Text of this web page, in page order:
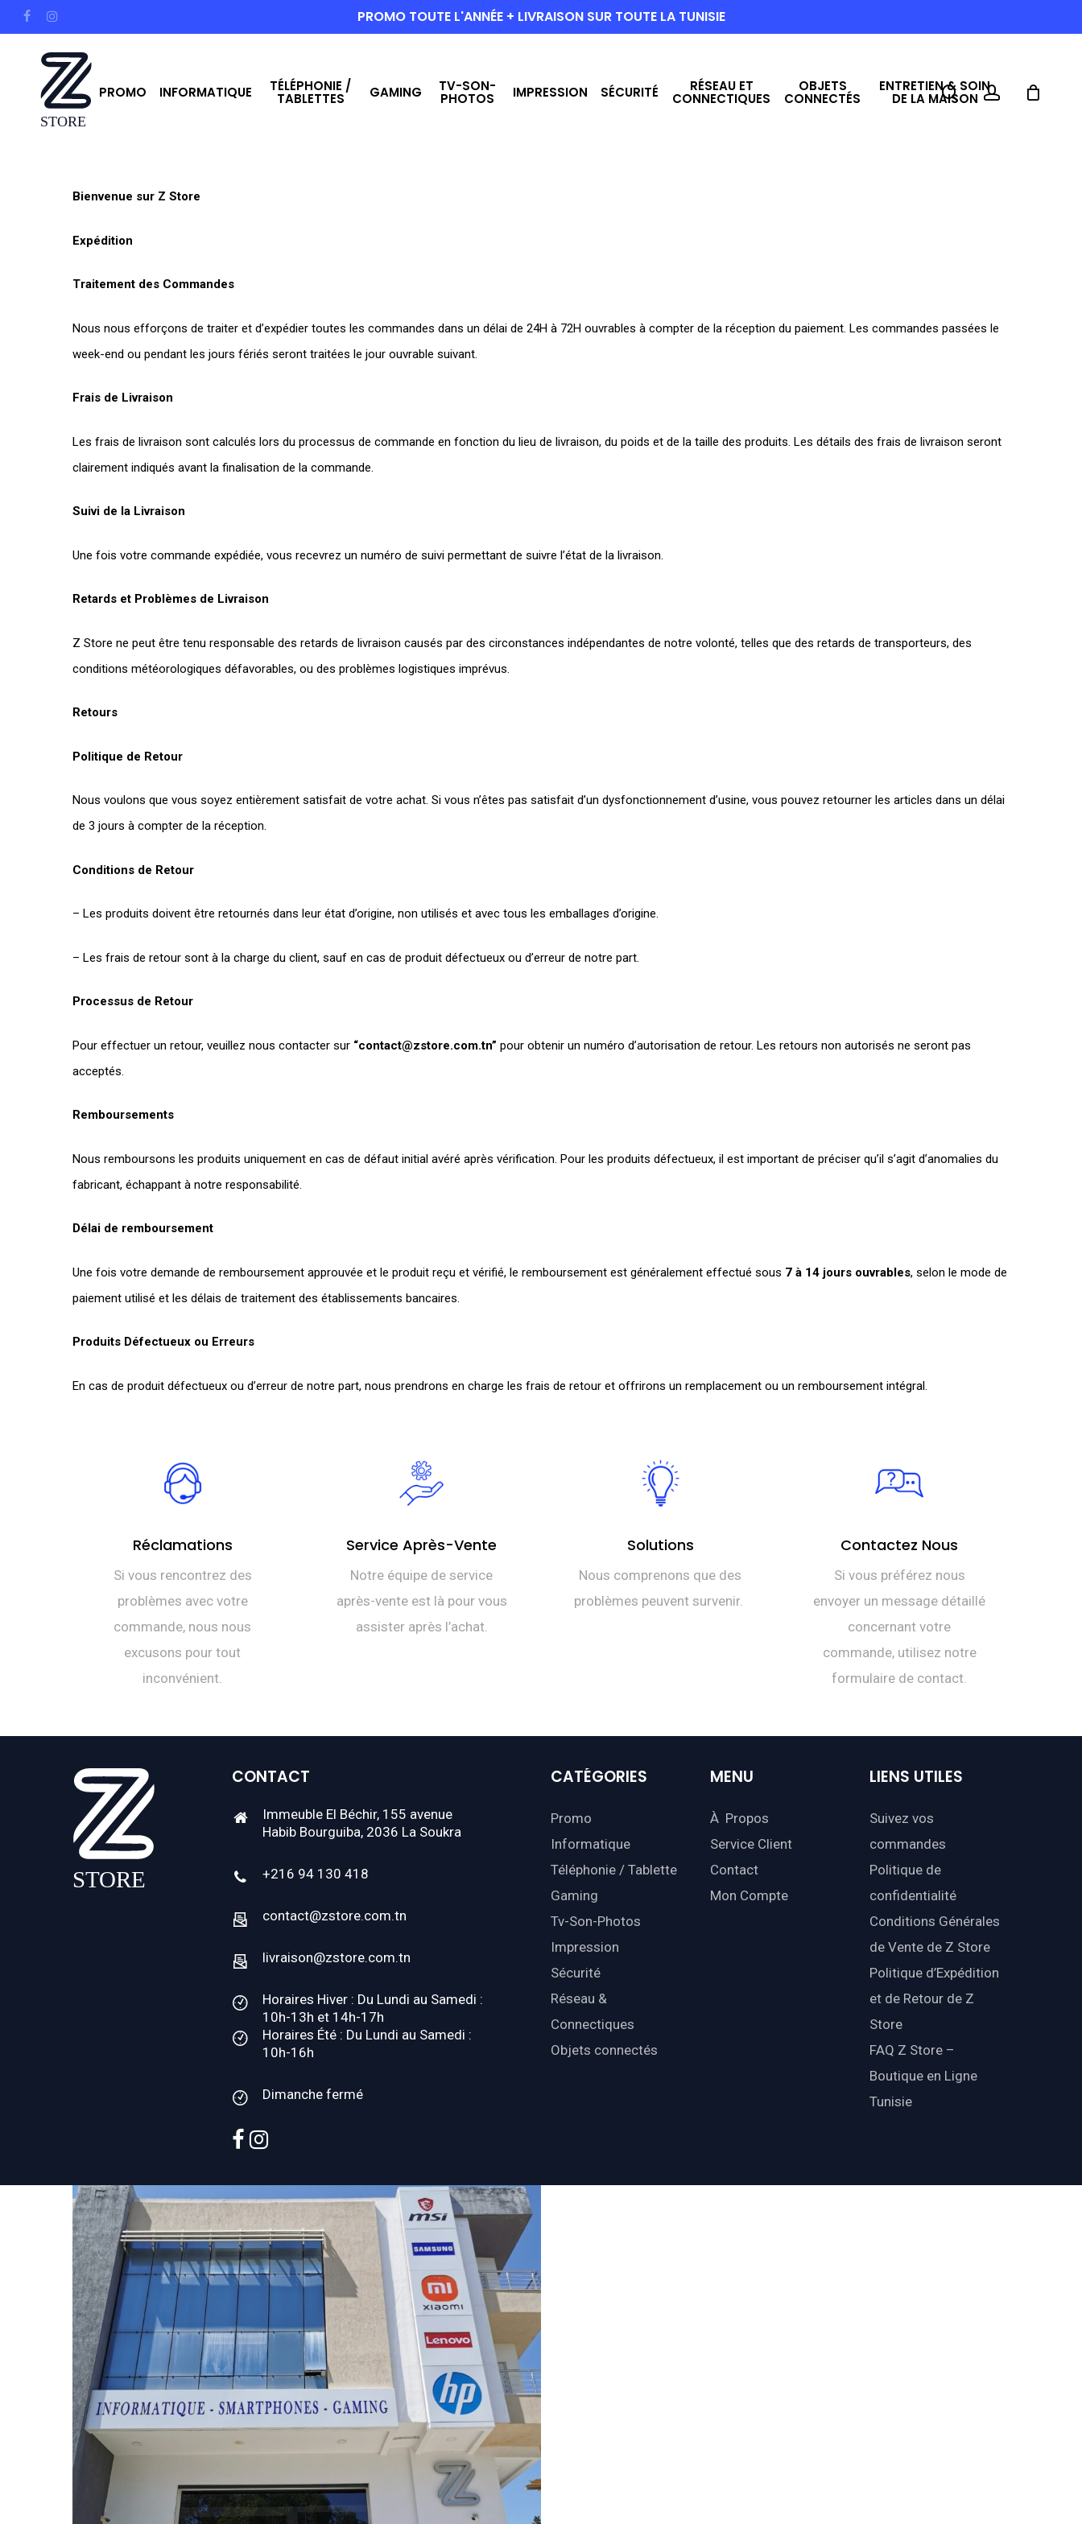
to
facebookinstagram PROMO TOUTE L'ANNÉE + LIVRAISON SUR TOUTE LA TUNISIE
PROMO INFORMATIQUE TÉLÉPHONIE /
TABLETTES GAMING TV-SON-
PHOTOS IMPRESSION SÉCURITÉ RÉSEAU ET
CONNECTIQUES
OBJETS
CONNECTÉS
ENTRETIEN & SOIN
DE LA MAISONsearchaccount
Bienvenue sur Z Store
Expédition
Traitement des Commandes
Nous nous efforçons de traiter et d’expédier toutes les commandes dans un délai de 24H à 72H ouvrables à compter de la réception du paiement. Les commandes passées le
week-end ou pendant les jours fériés seront traitées le jour ouvrable suivant.
Frais de Livraison
Les frais de livraison sont calculés lors du processus de commande en fonction du lieu de livraison, du poids et de la taille des produits. Les détails des frais de livraison seront
clairement indiqués avant la finalisation de la commande.
Suivi de la Livraison
Une fois votre commande expédiée, vous recevrez un numéro de suivi permettant de suivre l’état de la livraison.
Retards et Problèmes de Livraison
Z Store ne peut être tenu responsable des retards de livraison causés par des circonstances indépendantes de notre volonté, telles que des retards de transporteurs, des
conditions météorologiques défavorables, ou des problèmes logistiques imprévus.
Retours
Politique de Retour
Nous voulons que vous soyez entièrement satisfait de votre achat. Si vous n’êtes pas satisfait d’un dysfonctionnement d’usine, vous pouvez retourner les articles dans un délai
de 3 jours à compter de la réception.
Conditions de Retour
– Les produits doivent être retournés dans leur état d’origine, non utilisés et avec tous les emballages d’origine.
– Les frais de retour sont à la charge du client, sauf en cas de produit défectueux ou d’erreur de notre part.
Processus de Retour
Pour effectuer un retour, veuillez nous contacter sur “contact@zstore.com.tn” pour obtenir un numéro d’autorisation de retour. Les retours non autorisés ne seront pas
acceptés.
Remboursements
Nous remboursons les produits uniquement en cas de défaut initial avéré après vérification. Pour les produits défectueux, il est important de préciser qu’il s’agit d’anomalies du
fabricant, échappant à notre responsabilité.
Délai de remboursement
Une fois votre demande de remboursement approuvée et le produit reçu et vérifié, le remboursement est généralement effectué sous 7 à 14 jours ouvrables, selon le mode de
paiement utilisé et les délais de traitement des établissements bancaires.
Produits Défectueux ou Erreurs
En cas de produit défectueux ou d’erreur de notre part, nous prendrons en charge les frais de retour et offrirons un remplacement ou un remboursement intégral.
Réclamations
Si vous rencontrez des
problèmes avec votre
commande, nous nous
excusons pour tout
inconvénient.
Service Après-Vente
Notre équipe de service
après-vente est là pour vous
assister après l’achat.
Solutions
Nous comprenons que des
problèmes peuvent survenir.
Contactez Nous
Si vous préférez nous
envoyer un message détaillé
concernant votre
commande, utilisez notre
formulaire de contact.
CONTACT
Immeuble El Béchir, 155 avenue
Habib Bourguiba, 2036 La Soukra
+216 94 130 418
contact@zstore.com.tn
livraison@zstore.com.tn
Horaires Hiver : Du Lundi au Samedi :
10h-13h et 14h-17h
Horaires Été : Du Lundi au Samedi :
10h-16h
Dimanche fermé
facebook
instagram
CATÉGORIES
Promo
Informatique
Téléphonie / Tablette
Gaming
Tv-Son-Photos
Impression
Sécurité
Réseau &
Connectiques
Objets connectés
MENU
À Propos
Service Client
Contact
Mon Compte
LIENS UTILES
Suivez vos
commandes
Politique de
confidentialité
Conditions Générales
de Vente de Z Store
Politique d’Expédition
et de Retour de Z
Store
FAQ Z Store –
Boutique en Ligne
Tunisie